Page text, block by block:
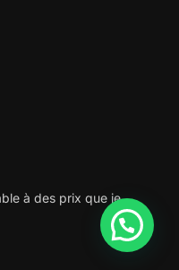
à des prix que je